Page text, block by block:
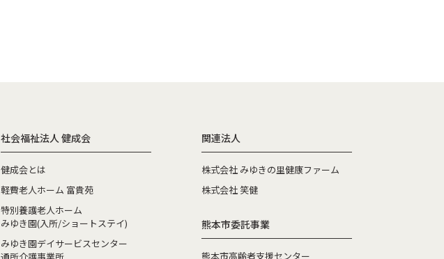
社会福祉法人 健成会
健成会とは
軽費老人ホーム 富貴苑
特別養護老人ホーム
みゆき園(入所/ショートステイ)
みゆき園デイサービスセンター
関連法人
株式会社 みゆきの里健康ファーム
株式会社 笑健
熊本市委託事業
熊本市高齢者支援センター